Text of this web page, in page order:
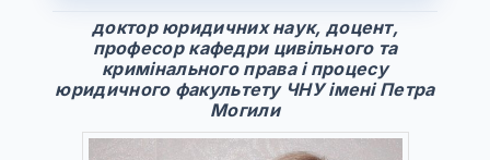
доктор юридичних наук, доцент,
професор кафедри цивільного та
кримінального права і процесу
юридичного факультету ЧНУ імені Петра
Могили